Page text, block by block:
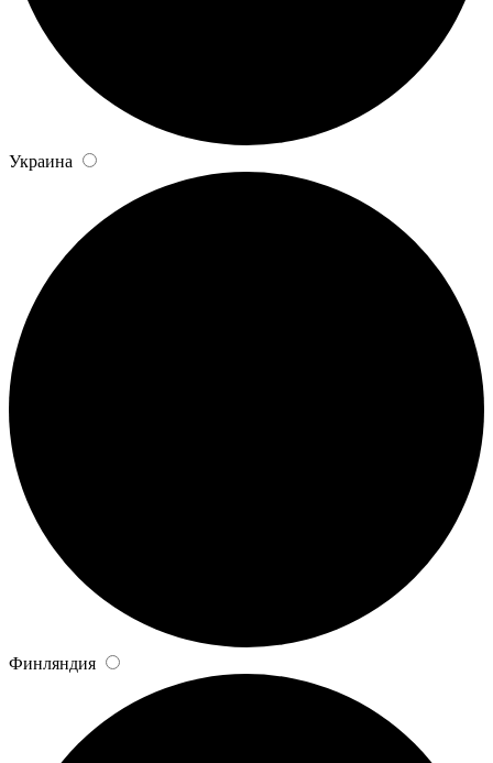
Украина
Финляндия